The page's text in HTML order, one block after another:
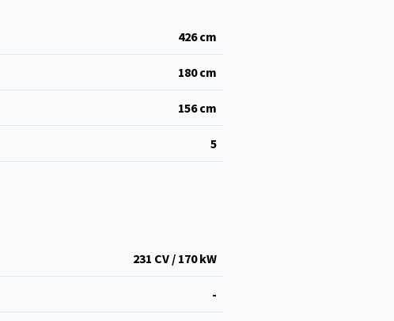
426cm
180cm
156cm
5
231 CV / 170 kW
-